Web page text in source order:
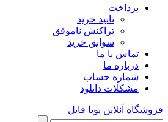
پرداخت
تایید خرید
تراکنش ناموفق
سوابق خرید
تماس با ما
درباره ما
شماره حساب
مشکلات دانلود
فروشگاه آنلاین پویا فایل